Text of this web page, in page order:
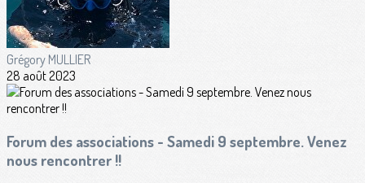
Grégory MULLIER
28 août 2023
Forum des associations - Samedi 9 septembre. Venez
nous rencontrer !!